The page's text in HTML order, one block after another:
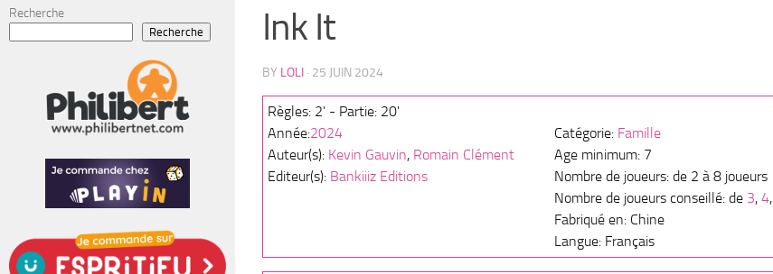
Ink It
BY LOLI · 25 JUIN 2024
Règles: 2' - Partie: 20'
Année:2024
Auteur(s): Kevin Gauvin, Romain Clément
Editeur(s): Bankiiiz Editions
Catégorie: Famille
Age minimum: 7
Nombre de joueurs: de 2 à 8 joueurs
Nombre de joueurs conseillé: de 3, 4,
Fabriqué en: Chine
Langue: Français
Recherche
Recherche